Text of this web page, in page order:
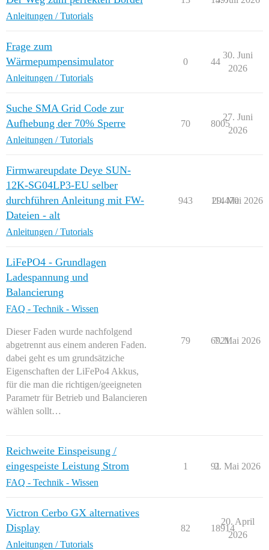
Anleitungen / Tutorials
Frage zum
Wärmepumpensimulator
Anleitungen / Tutorials
0 44
30. Juni
2026
Suche SMA Grid Code zur
Aufhebung der 70% Sperre
Anleitungen / Tutorials
70 8005
27. Juni
2026
Firmwareupdate Deye SUN-
12K-SG04LP3-EU selber
durchführen Anleitung mit FW-
Dateien - alt
Anleitungen / Tutorials
943 114470
29. Mai 2026
LiFePO4 - Grundlagen
Ladespannung und
Balancierung
FAQ - Technik - Wissen
Dieser Faden wurde nachfolgend
abgetrennt aus einem anderen Faden.
dabei geht es um grundsätziche
Eigenschaften der LiFePo4 Akkus,
für die man die richtigen/geeigneten
Parametr für Betrieb und Balancieren
wählen sollt…
79 6921
7. Mai 2026
Reichweite Einspeisung /
eingespeiste Leistung Strom
FAQ - Technik - Wissen
1 912. Mai 2026
Victron Cerbo GX alternatives
Display
Anleitungen / Tutorials
82 18914
20. April
2026